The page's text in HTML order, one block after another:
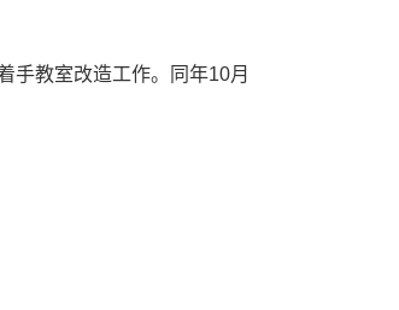
手教室改造工作。同年10月